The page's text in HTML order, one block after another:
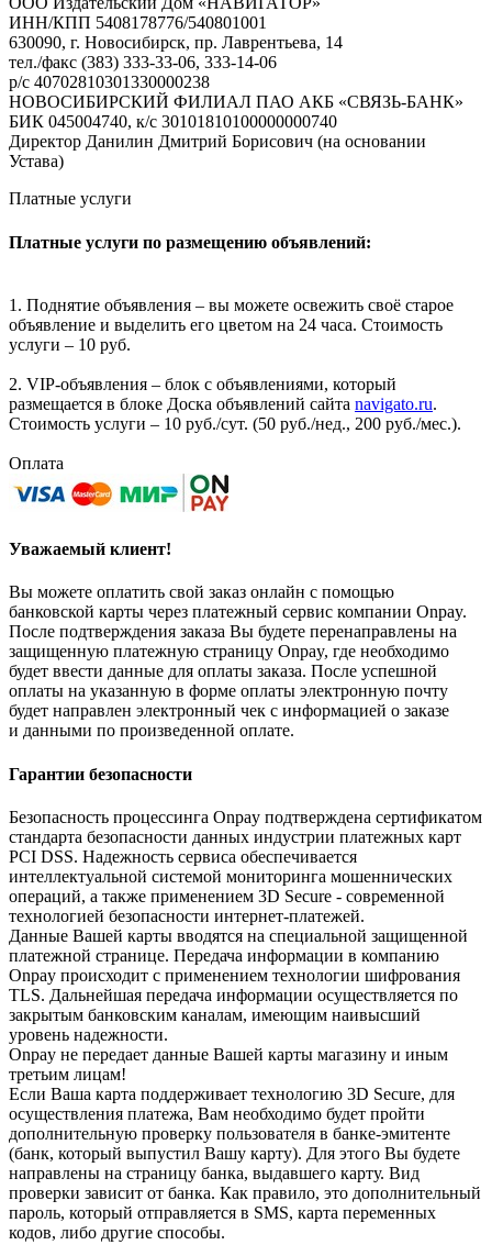
ИНН/КПП 5408178776/540801001
630090, г. Новосибирск, пр. Лаврентьева, 14
тел./факс (383) 333-33-06, 333-14-06
р/с 40702810301330000238
НОВОСИБИРСКИЙ ФИЛИАЛ ПАО АКБ «СВЯЗЬ-БАНК»
БИК 045004740, к/с 30101810100000000740
Директор Данилин Дмитрий Борисович (на основании
Устава)
Платные услуги
Платные услуги по размещению объявлений:
1. Поднятие объявления – вы можете освежить своё старое
объявление и выделить его цветом на 24 часа. Стоимость
услуги – 10 руб.
2. VIP-объявления – блок с объявлениями, который
размещается в блоке Доска объявлений сайта navigato.ru.
Стоимость услуги – 10 руб./сут. (50 руб./нед., 200 руб./мес.).
Оплата
Уважаемый клиент!
Вы можете оплатить свой заказ онлайн с помощью
банковской карты через платежный сервис компании Onpay.
После подтверждения заказа Вы будете перенаправлены на
защищенную платежную страницу Onpay, где необходимо
будет ввести данные для оплаты заказа. После успешной
оплаты на указанную в форме оплаты электронную почту
будет направлен электронный чек с информацией о заказе
и данными по произведенной оплате.
Гарантии безопасности
Безопасность процессинга Onpay подтверждена сертификатом
стандарта безопасности данных индустрии платежных карт
PCI DSS. Надежность сервиса обеспечивается
интеллектуальной системой мониторинга мошеннических
операций, а также применением 3D Secure - современной
технологией безопасности интернет-платежей.
Данные Вашей карты вводятся на специальной защищенной
платежной странице. Передача информации в компанию
Onpay происходит с применением технологии шифрования
TLS. Дальнейшая передача информации осуществляется по
закрытым банковским каналам, имеющим наивысший
уровень надежности.
Onpay не передает данные Вашей карты магазину и иным
третьим лицам!
Если Ваша карта поддерживает технологию 3D Secure, для
осуществления платежа, Вам необходимо будет пройти
дополнительную проверку пользователя в банке-эмитенте
(банк, который выпустил Вашу карту). Для этого Вы будете
направлены на страницу банка, выдавшего карту. Вид
проверки зависит от банка. Как правило, это дополнительный
пароль, который отправляется в SMS, карта переменных
кодов, либо другие способы.